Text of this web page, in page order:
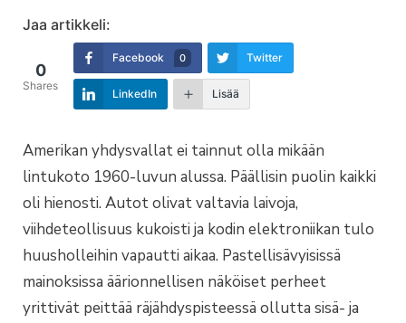
Jaa artikkeli:
0
Shares
Facebook 0 Twitter
LinkedIn Lisää
Amerikan yhdysvallat ei tainnut olla mikään
lintukoto 1960-luvun alussa. Päällisin puolin kaikki
oli hienosti. Autot olivat valtavia laivoja,
viihdeteollisuus kukoisti ja kodin elektroniikan tulo
huusholleihin vapautti aikaa. Pastellisävyisissä
mainoksissa äärionnellisen näköiset perheet
yrittivät peittää räjähdyspisteessä ollutta sisä- ja